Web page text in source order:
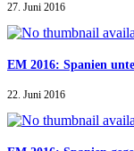
27. Juni 2016
EM 2016: Spanien
22. Juni 2016